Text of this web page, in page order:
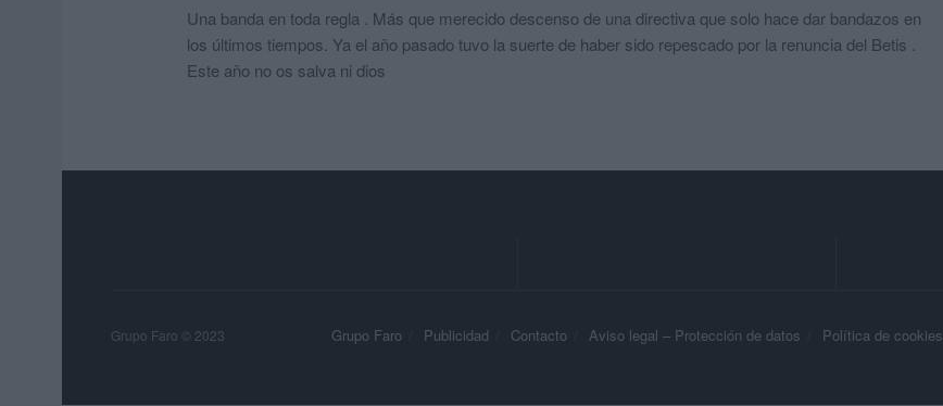
Una banda en toda regla . Más que merecido descenso de una directiva que solo hace dar bandazos en
los últimos tiempos. Ya el año pasado tuvo la suerte de haber sido repescado por la renuncia del Betis .
Este año no os salva ni dios
Grupo Faro Publicidad Contacto Aviso legal – Protección de datos Política de cookies
Grupo Faro © 2023